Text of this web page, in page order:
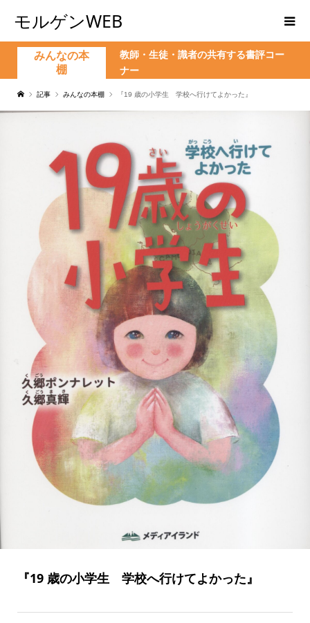
モルゲンWEB
みんなの本
棚
教師・生徒・識者の共有する書評コー
ナー
記事 みんなの本棚 『19 歳の小学生 学校へ行けてよかった』
『19 歳の小学生 学校へ行けてよかった』